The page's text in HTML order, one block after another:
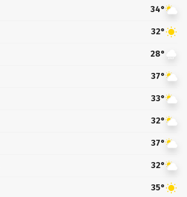
34°
32°
28°
37°
33°
32°
37°
32°
35°